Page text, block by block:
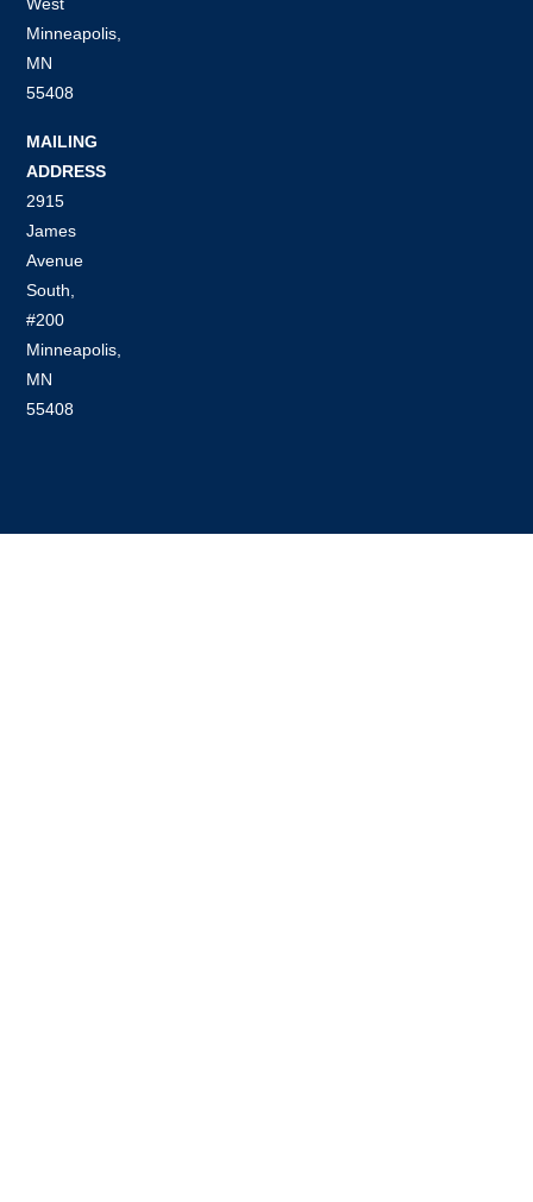
Minneapolis,
MN
55408
MAILING
ADDRESS
2915
James
Avenue
South,
#200
Minneapolis,
MN
55408